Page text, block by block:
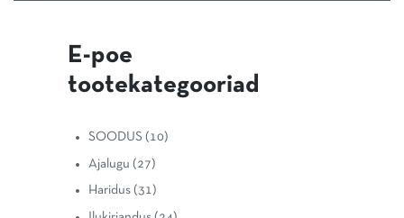
E-poe
tootekategooriad
SOODUS (10)
Ajalugu (27)
Haridus (31)